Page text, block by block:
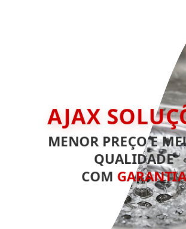
AJAX
MENOR PREÇO E
QUALIDADE
COM